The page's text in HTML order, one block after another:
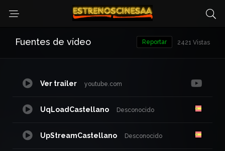
Fuentes de vídeo 2421 Vistas
Reportar
Ver trailer youtube.com
UqLoadCastellano Desconocido
UpStreamCastellano Desconocido